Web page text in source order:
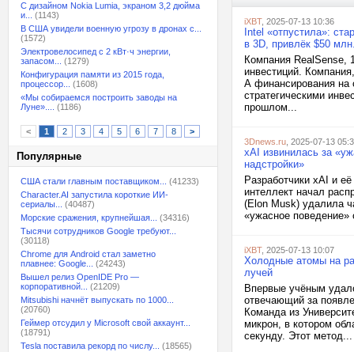
С дизайном Nokia Lumia, экраном 3,2 дюйма
и...
(1143)
В США увидели военную угрозу в дронах с...
(1572)
Электровелосипед с 2 кВт·ч энергии,
запасом...
(1279)
Конфигурация памяти из 2015 года,
процессор...
(1608)
«Мы собираемся построить заводы на
Луне»....
(1186)
< 1 2 3 4 5 6 7 8 >
Популярные
США стали главным поставщиком...
(41233)
Character.AI запустила короткие ИИ-
сериалы...
(40487)
Морские сражения, крупнейшая...
(34316)
Тысячи сотрудников Google требуют...
(30118)
Chrome для Android стал заметно
плавнее: Google...
(24243)
Вышел релиз OpenIDE Pro —
корпоративной...
(21209)
Mitsubishi начнёт выпускать по 1000...
(20760)
Геймер отсудил у Microsoft свой аккаунт...
(18791)
Tesla поставила рекорд по числу...
(18565)
iXBT, 2025-07-13 10:36
Intel «отпустила»:
в 3D, привлёк $50
Компания RealSense,
инвестиций.
А финансирования на
стратегическими
прошлом...
3Dnews.ru , 2025-07-13
xAI извинилась за
надстройки»
Разработчики xAI и
интеллект начал
(Elon Musk) удалила
«ужасное поведение»
iXBT, 2025-07-13 10:07
Холодные атомы на
лучей
Впервые учёным
отвечающий за
Команда из
микрон, в котором
секунду. Этот метод...